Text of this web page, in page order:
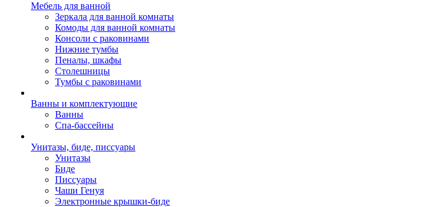
Мебель для ванной
Зеркала для ванной комнаты
Комоды для ванной комнаты
Консоли с раковинами
Нижние тумбы
Пеналы, шкафы
Столешницы
Тумбы с раковинами
Ванны и комплектующие
Ванны
Спа-бассейны
Унитазы, биде, писсуары
Унитазы
Биде
Писсуары
Чаши Генуя
Электронные крышки-биде